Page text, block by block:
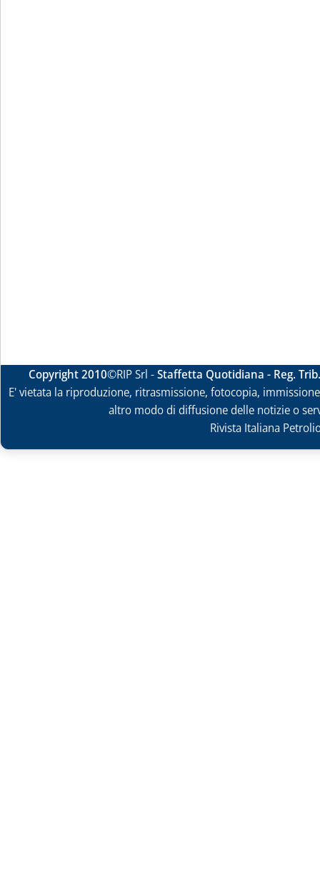
Copyright 2010©RIP Srl -Staffetta Quotidiana - Reg.
E' vietata la riproduzione, ritrasmissione, fotocopia,
altro modo di diffusione delle notizie o
Rivista Italiana